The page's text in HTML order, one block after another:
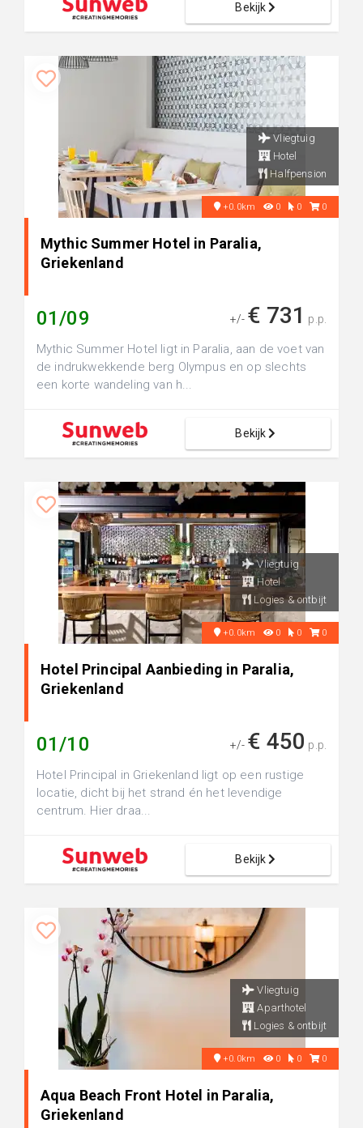
Bekijk
Vliegtuig
Hotel
Halfpension
+0.0km 0 0 0
Mythic Summer Hotel in Paralia,
Griekenland
01/09 +/- € 731 p.p.
Mythic Summer Hotel ligt in Paralia, aan de voet van
de indrukwekkende berg Olympus en op slechts
een korte wandeling van h...
Bekijk
Vliegtuig
Hotel
Logies & ontbijt
+0.0km 0 0 0
Hotel Principal Aanbieding in Paralia,
Griekenland
01/10 +/- € 450 p.p.
Hotel Principal in Griekenland ligt op een rustige
locatie, dicht bij het strand én het levendige
centrum. Hier draa...
Bekijk
Vliegtuig
Aparthotel
Logies & ontbijt
+0.0km 0 0 0
Aqua Beach Front Hotel in Paralia,
Griekenland